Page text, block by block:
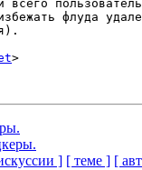
флуда
] [ теме ] [